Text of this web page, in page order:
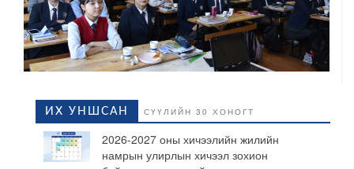
ИХ УНШСАН СҮҮЛИЙН 30 ХОНОГТ
2026-2027 оны хичээлийн жилийн
намрын улирлын хичээл зохион